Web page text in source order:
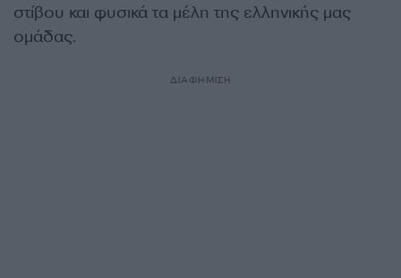
στίβου και φυσικά τα μέλη της ελληνικής μας
ομάδας.
ΔΙΑΦΗΜΙΣΗ